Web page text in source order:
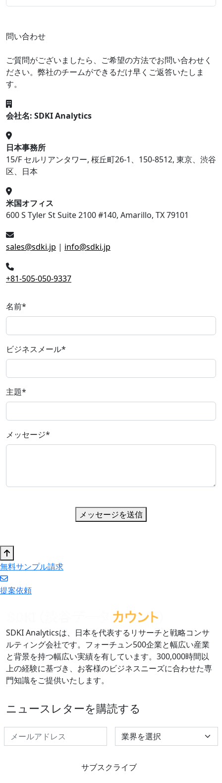
問い合わせ
ご質問がございましたら、ご希望の方法でお問い合わせく
ださい。弊社のチームができるだけ早くご返答いたしま
す。
会社名: SDKI Analytics
日本事務所
15/F セルリアンタワー, 桜丘町26-1、150-8512, 東京、渋谷
区、日本
米国オフィス
600 S Tyler St Suite 2100 #140, Amarillo, TX 79101
sales@sdki.jp | info@sdki.jp
+81-505-050-9337
名前*
ビジネスメール*
主題*
メッセージ*
メッセージを送信
無料サンプル請求
提案依頼
SDKI Analyticsは、日本を代表するリサーチと戦略コンサ
ルティング会社です。フォーチュン500企業と幅広い産業
と背景を持つ幅広い実績を有しています。300,000時間以
上の経験に基づき、お客様のビジネスニーズに合わせた専
門知識をご提供いたします。
ニュースレターを購読する
Select Industry
サブスクライブ